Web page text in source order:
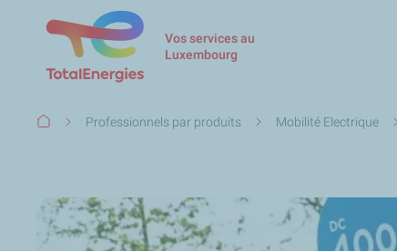
Vos services au
Luxembourg
Fil
Professionnels par produits Mobilité Electrique